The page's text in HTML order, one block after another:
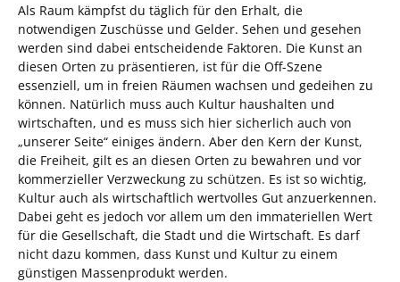
Als Raum kämpfst du täglich für den Erhalt, die
notwendigen Zuschüsse und Gelder. Sehen und gesehen
werden sind dabei entscheidende Faktoren. Die Kunst an
diesen Orten zu präsentieren, ist für die Off-Szene
essenziell, um in freien Räumen wachsen und gedeihen zu
können. Natürlich muss auch Kultur haushalten und
wirtschaften, und es muss sich hier sicherlich auch von
„unserer Seite“ einiges ändern. Aber den Kern der Kunst,
die Freiheit, gilt es an diesen Orten zu bewahren und vor
kommerzieller Verzweckung zu schützen. Es ist so wichtig,
Kultur auch als wirtschaftlich wertvolles Gut anzuerkennen.
Dabei geht es jedoch vor allem um den immateriellen Wert
für die Gesellschaft, die Stadt und die Wirtschaft. Es darf
nicht dazu kommen, dass Kunst und Kultur zu einem
günstigen Massenprodukt werden.